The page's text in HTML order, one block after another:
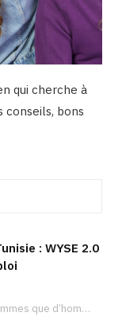
qui cherche à
conseils, bons
: WYSE 2.0
La Tunisie forme plus de femmes que d’hommes dans les filières scientifiques. Pourtant, pour beaucoup…